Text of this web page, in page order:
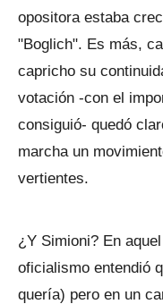
opositora estaba
"Boglich". Es más,
capricho su
votación -con el
consiguió- quedó
marcha un
vertientes.
¿Y Simioni? En
oficialismo entendió
quería) pero en un